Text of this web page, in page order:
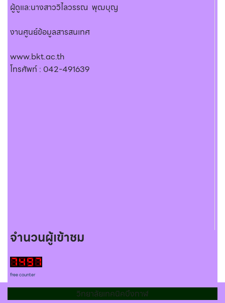
ผู้ดูแล:นางสาววิไลวรรณ พุฒบุญ
งานศูนย์ข้อมูลสารสนเทศ
www.bkt.ac.th
โทรศัพท์ : 042-491639
จำนวนผู้เข้าชม
free counter
วิทยาลัยเทคนิคบึงกาฬ